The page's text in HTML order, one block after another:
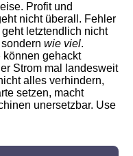
Profit und
nicht überall. Fehler
letztendlich nicht
wie viel.
können gehackt
Strom mal landesweit
alles verhindern,
setzen, macht
unersetzbar. Use